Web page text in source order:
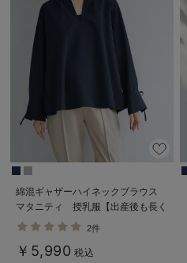
綿混ギャザーハイネックブラウス
マタニティ 授乳服【出産後も長く
使える】
2件
￥5,990 税込